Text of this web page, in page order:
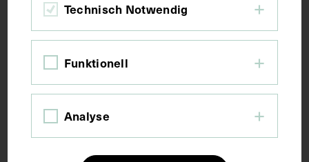
Schlagwörter
Anatomie Fußskelett
Mittelfußknochen
Muskulatur
Technisch Notwendig
Funktionell
Analyse